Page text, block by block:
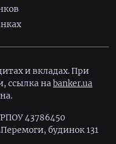
и вкладах. При
ссылка на banker.ua
43786450
будинок 131